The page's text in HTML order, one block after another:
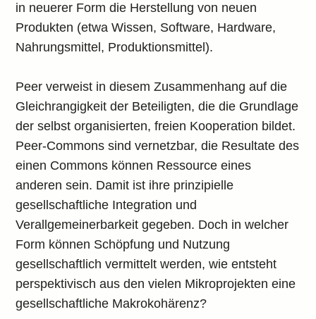
in neuerer Form die Herstellung von neuen
Produkten (etwa Wissen, Software, Hardware,
Nahrungsmittel, Produktionsmittel).
Peer verweist in diesem Zusammenhang auf die
Gleichrangigkeit der Beteiligten, die die Grundlage
der selbst organisierten, freien Kooperation bildet.
Peer-Commons sind vernetzbar, die Resultate des
einen Commons können Ressource eines
anderen sein. Damit ist ihre prinzipielle
gesellschaftliche Integration und
Verallgemeinerbarkeit gegeben. Doch in welcher
Form können Schöpfung und Nutzung
gesellschaftlich vermittelt werden, wie entsteht
perspektivisch aus den vielen Mikroprojekten eine
gesellschaftliche Makrokohärenz?